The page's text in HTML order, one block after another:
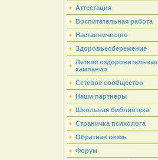
Аттестация
Воспитательная работа
Наставничество
Здоровьесбережение
Летняя оздоровительная
кампания
Сетевое сообщество
Наши партнеры
Школьная библиотека
Страничка психолога
Обратная связь
Форум